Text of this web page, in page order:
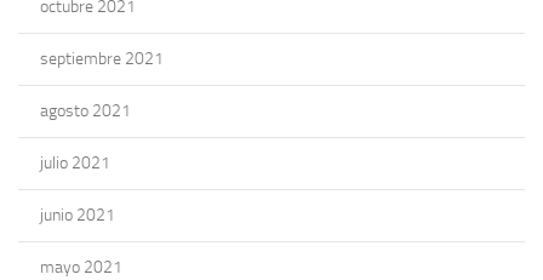
octubre 2021
septiembre 2021
agosto 2021
julio 2021
junio 2021
mayo 2021